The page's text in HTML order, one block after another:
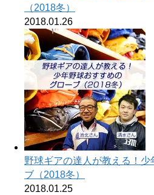
（2018冬）
2018.01.26
野球ギアの達人が教える！
ブ（2018冬）
2018.01.25